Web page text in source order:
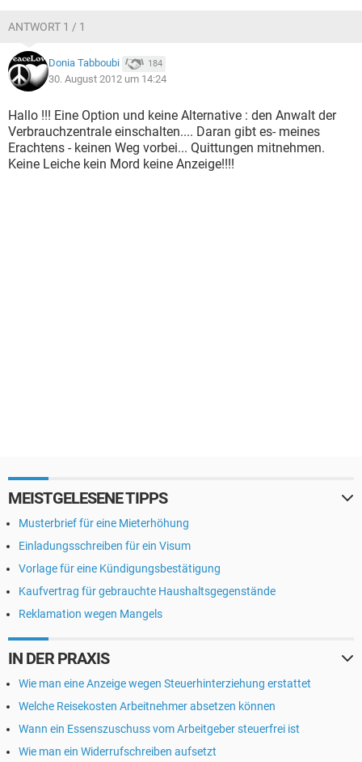
ANTWORT 1 / 1
Donia Tabboubi 184
30. August 2012 um 14:24
Hallo !!! Eine Option und keine Alternative : den Anwalt der
Verbrauchzentrale einschalten.... Daran gibt es- meines
Erachtens - keinen Weg vorbei... Quittungen mitnehmen.
Keine Leiche kein Mord keine Anzeige!!!!
MEISTGELESENE TIPPS
Musterbrief für eine Mieterhöhung
Einladungsschreiben für ein Visum
Vorlage für eine Kündigungsbestätigung
Kaufvertrag für gebrauchte Haushaltsgegenstände
Reklamation wegen Mangels
IN DER PRAXIS
Wie man eine Anzeige wegen Steuerhinterziehung erstattet
Welche Reisekosten Arbeitnehmer absetzen können
Wann ein Essenszuschuss vom Arbeitgeber steuerfrei ist
Wie man ein Widerrufschreiben aufsetzt